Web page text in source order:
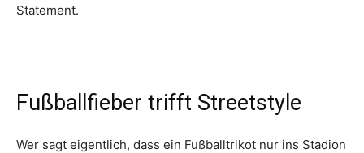
Statement.
Fußballfieber trifft Streetstyle
Wer sagt eigentlich, dass ein Fußballtrikot nur ins Stadion